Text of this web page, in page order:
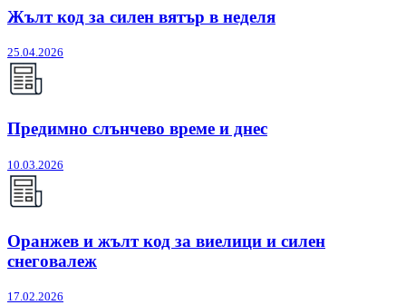
Жълт код за силен вятър в неделя
25.04.2026
Предимно слънчево време и днес
10.03.2026
Оранжев и жълт код за виелици и силен
снеговалеж
17.02.2026